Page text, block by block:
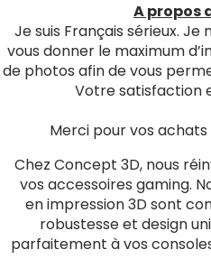
A propos
Je suis Français sérieux.
vous donner le maximum
de photos afin de vous
Votre satisfaction
Merci pour vos
Chez Concept 3D, nous
vos accessoires gaming.
en impression 3D sont
robustesse et design
parfaitement à vos